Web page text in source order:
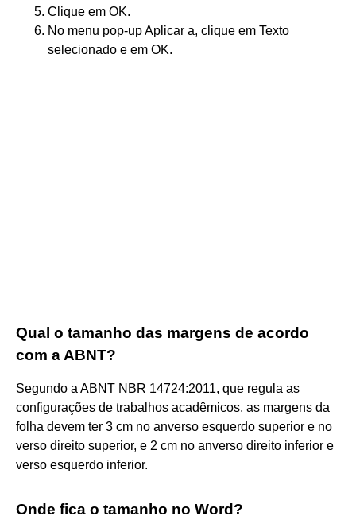
Clique em OK.
No menu pop-up Aplicar a, clique em Texto
selecionado e em OK.
Qual o tamanho das margens de acordo
com a ABNT?
Segundo a ABNT NBR 14724:2011, que regula as
configurações de trabalhos acadêmicos, as margens da
folha devem ter 3 cm no anverso esquerdo superior e no
verso direito superior, e 2 cm no anverso direito inferior e
verso esquerdo inferior.
Onde fica o tamanho no Word?